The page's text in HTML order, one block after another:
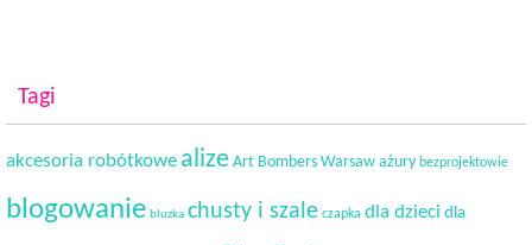
Tagi
akcesoria robótkowe alize Art Bombers Warsaw ażury bezprojektowie
blogowanie bluzka chusty i szale czapka dla dzieci dla